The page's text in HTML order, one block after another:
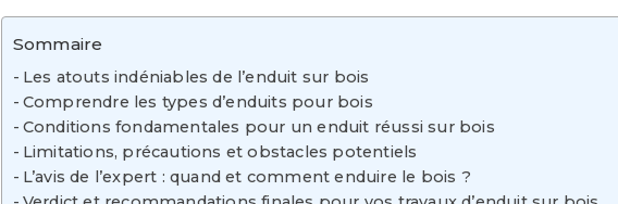
Sommaire
Les atouts indéniables de l’enduit sur bois
Comprendre les types d’enduits pour bois
Conditions fondamentales pour un enduit réussi sur bois
Limitations, précautions et obstacles potentiels
L’avis de l’expert : quand et comment enduire le bois ?